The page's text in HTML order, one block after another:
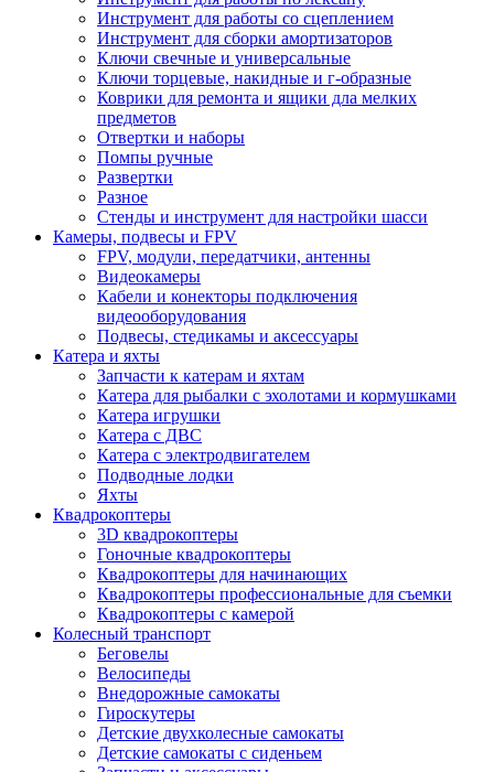
Инструмент для работы со сцеплением
Инструмент для сборки амортизаторов
Ключи свечные и универсальные
Ключи торцевые, накидные и г-образные
Коврики для ремонта и ящики дла мелких
предметов
Отвертки и наборы
Помпы ручные
Развертки
Разное
Стенды и инструмент для настройки шасси
Камеры, подвесы и FPV
FPV, модули, передатчики, антенны
Видеокамеры
Кабели и конекторы подключения
видеооборудования
Подвесы, стедикамы и аксессуары
Катера и яхты
Запчасти к катерам и яхтам
Катера для рыбалки с эхолотами и кормушками
Катера игрушки
Катера с ДВС
Катера с электродвигателем
Подводные лодки
Яхты
Квадрокоптеры
3D квадрокоптеры
Гоночные квадрокоптеры
Квадрокоптеры для начинающих
Квадрокоптеры профессиональные для съемки
Квадрокоптеры с камерой
Колесный транспорт
Беговелы
Велосипеды
Внедорожные самокаты
Гироскутеры
Детские двухколесные самокаты
Детские самокаты с сиденьем